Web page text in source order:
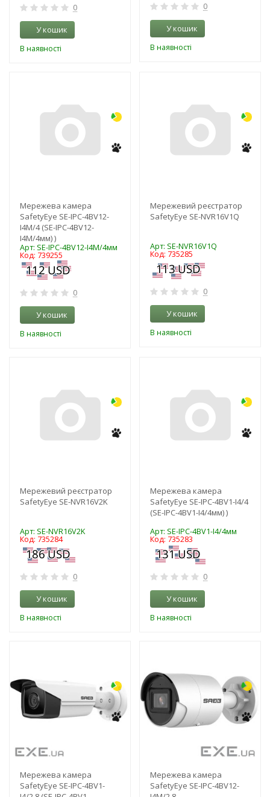
0
У кошик
В наявності
0
У кошик
В наявності
Мережева камера
SafetyEye SE-IPC-4BV12-
I4M/4 (SE-IPC-4BV12-
I4M/4мм) )
Арт: SE-IPC-4BV12-I4M/4мм
Код: 739255
0
У кошик
В наявності
Мережевий реєстратор
SafetyEye SE-NVR16V1Q
Арт: SE-NVR16V1Q
Код: 735285
0
У кошик
В наявності
Мережевий реєстратор
SafetyEye SE-NVR16V2K
Арт: SE-NVR16V2K
Код: 735284
0
У кошик
В наявності
Мережева камера
SafetyEye SE-IPC-4BV1-I4/4
(SE-IPC-4BV1-I4/4мм) )
Арт: SE-IPC-4BV1-I4/4мм
Код: 735283
0
У кошик
В наявності
Мережева камера
SafetyEye SE-IPC-4BV1-
Мережева камера
SafetyEye SE-IPC-4BV12-